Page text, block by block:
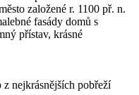
založené r. 1100 př. n.
fasády domů s
přístav, krásné
z nejkrásnějších pobřeží